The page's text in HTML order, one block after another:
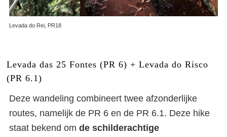
Levada do Rei, PR18
Levada das 25 Fontes (PR 6) + Levada do Risco
(PR 6.1)
Deze wandeling combineert twee afzonderlijke
routes, namelijk de PR 6 en de PR 6.1. Deze hike
staat bekend om de schilderachtige